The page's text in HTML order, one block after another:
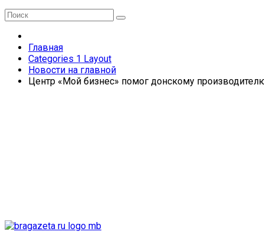
Главная
Categories 1 Layout
Новости на главной
Центр «Мой бизнес» помог донскому